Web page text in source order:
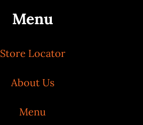
Menu
Store Locator
About Us
Menu